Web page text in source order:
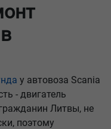
у автовоза Scania
- двигатель
Литвы, не
поэтому